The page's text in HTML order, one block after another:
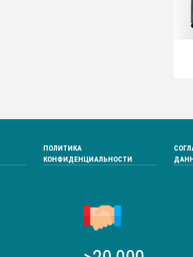
ПОЛИТИКА
КОНФИДЕНЦИАЛЬНОСТИ